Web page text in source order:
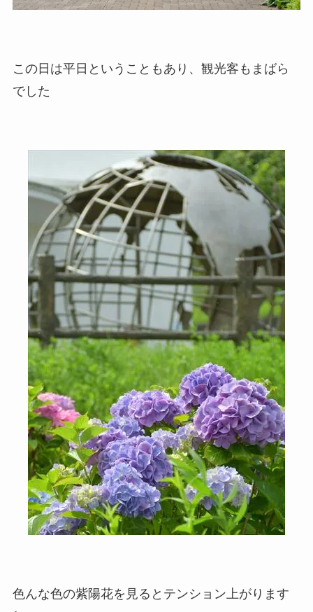
この日は平日ということもあり、観光客もまばら
でした
色んな色の紫陽花を見るとテンション上がります